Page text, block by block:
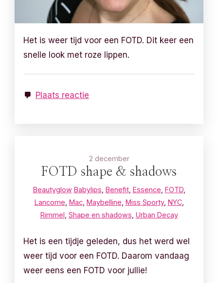
Het is weer tijd voor een FOTD. Dit keer een
snelle look met roze lippen.
Plaats reactie
2 december
FOTD shape & shadows
Beautyglow Babylips, Benefit, Essence, FOTD,
Lancome, Mac, Maybelline, Miss Sporty, NYC,
Rimmel , Shape en shadows, Urban Decay
Het is een tijdje geleden, dus het werd wel
weer tijd voor een FOTD. Daarom vandaag
weer eens een FOTD voor jullie!